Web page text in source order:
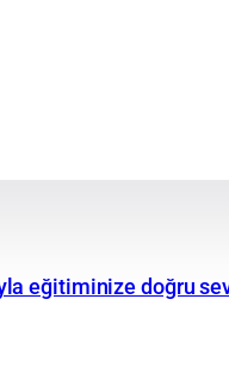
eğitiminize doğru